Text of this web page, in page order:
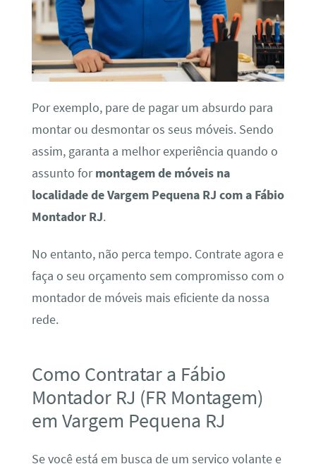
Por exemplo, pare de pagar um absurdo para
montar ou desmontar os seus móveis. Sendo
assim, garanta a melhor experiência quando o
assunto formontagem de móveis na
localidade de Vargem Pequena RJ com a Fábio
Montador RJ.
No entanto, não perca tempo. Contrate agora e
faça o seu orçamento sem compromisso com o
montador de móveis mais eficiente da nossa
rede.
Como Contratar a Fábio
Montador RJ (FR Montagem)
em Vargem Pequena RJ
Se você está em busca de um serviço volante e